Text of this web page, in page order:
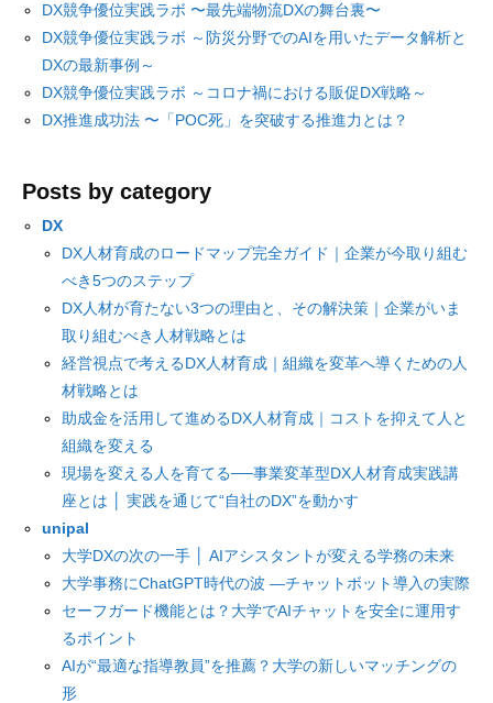
DX競争優位実践ラボ 〜最先端物流DXの舞台裏〜
DX競争優位実践ラボ ～防災分野でのAIを用いたデータ解析と
DXの最新事例～
DX競争優位実践ラボ ～コロナ禍における販促DX戦略～
DX推進成功法 〜「POC死」を突破する推進力とは？
Posts by category
DX
DX人材育成のロードマップ完全ガイド｜企業が今取り組む
べき5つのステップ
DX人材が育たない3つの理由と、その解決策｜企業がいま
取り組むべき人材戦略とは
経営視点で考えるDX人材育成｜組織を変革へ導くための人
材戦略とは
助成金を活用して進めるDX人材育成｜コストを抑えて人と
組織を変える
現場を変える人を育てる──事業変革型DX人材育成実践講
座とは │ 実践を通じて“自社のDX”を動かす
unipal
大学DXの次の一手 │ AIアシスタントが変える学務の未来
大学事務にChatGPT時代の波 ―チャットボット導入の実際
セーフガード機能とは？大学でAIチャットを安全に運用す
るポイント
AIが“最適な指導教員”を推薦？大学の新しいマッチングの
形